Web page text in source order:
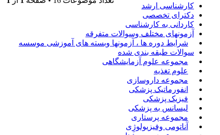
کارشناسی ارشد
دکترای تخصصی
کاردانی به کارشناسی
آزمونهای مختلف وسوالات متفرقه
شرایط دوره ها ، آزمونها وبسته های آموزشی موسسه
سوالات طبقه بندی شده
مجموعه علوم آزمایشگاهی
علوم تغذیه
مجموعه داروسازی
انفورماتیک پزشکی
فیزیک پزشکی
لیسانس به پزشکی
مجموعه پرستاری
آناتومی وفیزیولوژِی